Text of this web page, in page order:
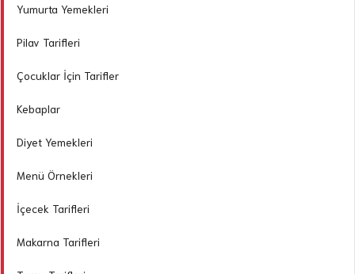
Yumurta Yemekleri
Pilav Tarifleri
Çocuklar İçin Tarifler
Kebaplar
Diyet Yemekleri
Menü Örnekleri
İçecek Tarifleri
Makarna Tarifleri